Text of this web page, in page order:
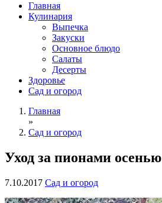
Главная
Кулинария
Выпечка
Закуски
Основное блюдо
Салаты
Десерты
Здоровье
Сад и огород
Главная
»
Сад и огород
Уход за пионами осенью
7.10.2017 Сад и огород